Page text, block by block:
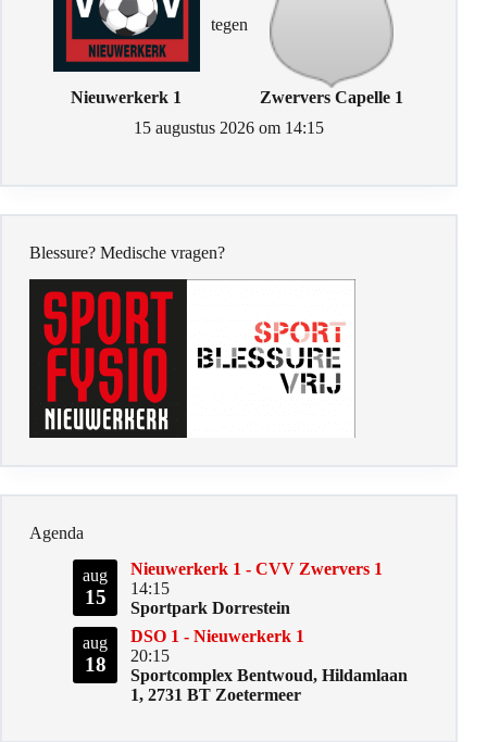
Nieuwerkerk 1
tegen
Zwervers Capelle 1
15 augustus 2026 om 14:15
Blessure? Medische vragen?
Agenda
aug
15
Nieuwerkerk 1 - CVV Zwervers 1
14:15
Sportpark Dorrestein
aug
18
DSO 1 - Nieuwerkerk 1
20:15
Sportcomplex Bentwoud, Hildamlaan
1, 2731 BT Zoetermeer